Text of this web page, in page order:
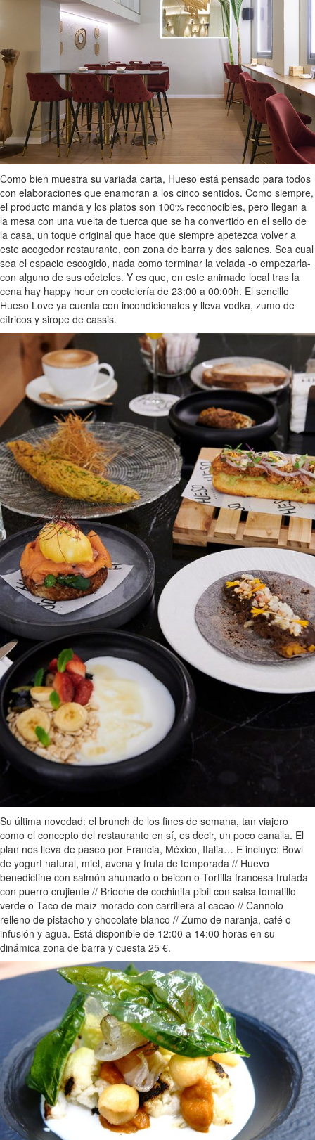
Como bien muestra su variada carta, Hueso está pensado para todos
con elaboraciones que enamoran a los cinco sentidos. Como siempre,
el producto manda y los platos son 100% reconocibles, pero llegan a
la mesa con una vuelta de tuerca que se ha convertido en el sello de
la casa, un toque original que hace que siempre apetezca volver a
este acogedor restaurante, con zona de barra y dos salones. Sea cual
sea el espacio escogido, nada como terminar la velada -o empezarla-
con alguno de sus cócteles. Y es que, en este animado local tras la
cena hay happy hour en coctelería de 23:00 a 00:00h. El sencillo
Hueso Love ya cuenta con incondicionales y lleva vodka, zumo de
cítricos y sirope de cassis.
Su última novedad: el brunch de los fines de semana, tan viajero
como el concepto del restaurante en sí, es decir, un poco canalla. El
plan nos lleva de paseo por Francia, México, Italia… E incluye: Bowl
de yogurt natural, miel, avena y fruta de temporada // Huevo
benedictine con salmón ahumado o beicon o Tortilla francesa trufada
con puerro crujiente // Brioche de cochinita pibil con salsa tomatillo
verde o Taco de maíz morado con carrillera al cacao // Cannolo
relleno de pistacho y chocolate blanco // Zumo de naranja, café o
infusión y agua. Está disponible de 12:00 a 14:00 horas en su
dinámica zona de barra y cuesta 25 €.